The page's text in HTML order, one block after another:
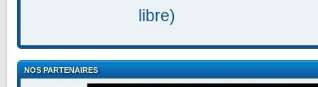
libre)
NOS PARTENAIRES